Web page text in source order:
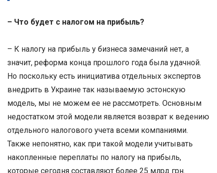
– Что будет с налогом на прибыль?
– К налогу на прибыль у бизнеса замечаний нет, а
значит, реформа конца прошлого года была удачной.
Но поскольку есть инициатива отдельных экспертов
внедрить в Украине так называемую эстонскую
модель, мы не можем ее не рассмотреть. Основным
недостатком этой модели является возврат к ведению
отдельного налогового учета всеми компаниями.
Также непонятно, как при такой модели учитывать
накопленные переплаты по налогу на прибыль,
которые сегодня составляют более 25 млрд грн.